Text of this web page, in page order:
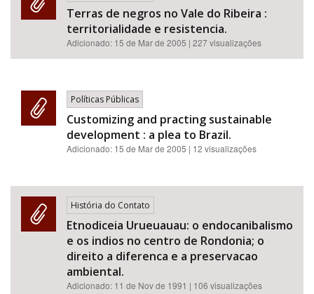
Terras de negros no Vale do Ribeira :
territorialidade e resistencia.
Adicionado: 15 de Mar de 2005 | 227 visualizações
Políticas Públicas
Customizing and practing sustainable
development : a plea to Brazil.
Adicionado: 15 de Mar de 2005 | 12 visualizações
História do Contato
Etnodiceia Urueuauau: o endocanibalismo
e os indios no centro de Rondonia; o
direito a diferenca e a preservacao
ambiental.
Adicionado: 11 de Nov de 1991 | 106 visualizações